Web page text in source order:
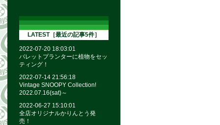
LATEST［最近の記事5件］
2022-07-20 18:03:01
バレットプランターに植物をセッ
ティング！
2022-07-14 21:56:18
Vintage SNOOPY Collection!
2022.07.16(sat)～
2022-06-27 15:10:01
全店オリジナルかりんとう発
売！